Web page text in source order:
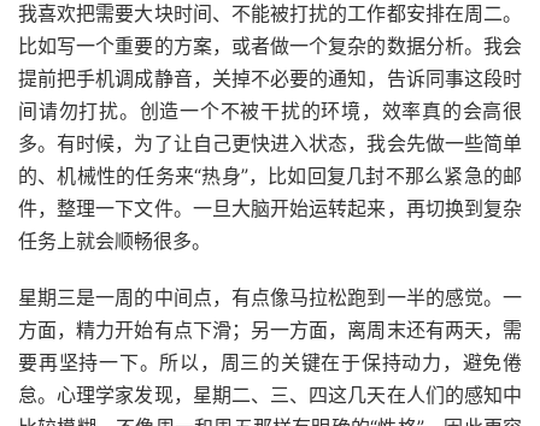
我喜欢把需要大块时间、不能被打扰的工作都安排在周二。
比如写一个重要的方案，或者做一个复杂的数据分析。我会
提前把手机调成静音，关掉不必要的通知，告诉同事这段时
间请勿打扰。创造一个不被干扰的环境，效率真的会高很
多。有时候，为了让自己更快进入状态，我会先做一些简单
的、机械性的任务来“热身”，比如回复几封不那么紧急的邮
件，整理一下文件。一旦大脑开始运转起来，再切换到复杂
任务上就会顺畅很多。
星期三是一周的中间点，有点像马拉松跑到一半的感觉。一
方面，精力开始有点下滑；另一方面，离周末还有两天，需
要再坚持一下。所以，周三的关键在于保持动力，避免倦
怠。心理学家发现，星期二、三、四这几天在人们的感知中